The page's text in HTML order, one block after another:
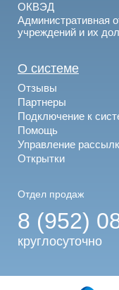
ОКВЭД
Административная
учреждений и их
О системе
Отзывы
Партнеры
Подключение к
Помощь
Управление
Открытки
Отдел продаж
8 (952)
круглосуточно